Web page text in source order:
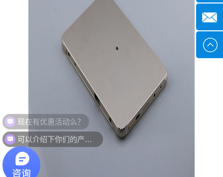
现在有优惠活动么？